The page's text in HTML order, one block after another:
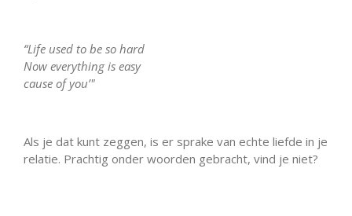
“Life used to be so hard
Now everything is easy
cause of you’"
Als je dat kunt zeggen, is er sprake van echte liefde in je
relatie. Prachtig onder woorden gebracht, vind je niet?